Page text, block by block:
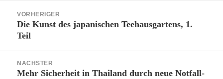
VORHERIGER
Vorheriger
Beitrag:
Die Kunst des japanischen Teehausgartens, 1.
Teil
NÄCHSTER
Nächster
Mehr Sicherheit in Thailand durch neue Notfall-